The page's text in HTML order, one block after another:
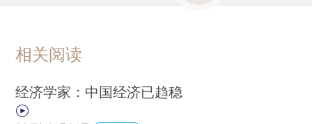
相关阅读
经济学家：中国经济已趋稳